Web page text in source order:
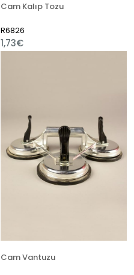
Cam Kalıp Tozu
R6826
1,73€
Cam Vantuzu